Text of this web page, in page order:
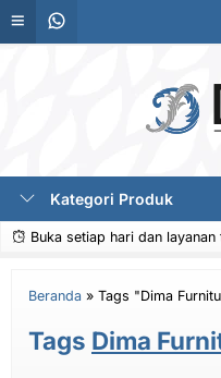
Kategori Produk
Buka setiap hari dan
Beranda » Tags "Dima
Tags Dima